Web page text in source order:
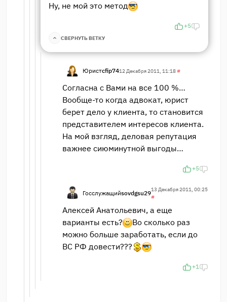
Ну, не мой это метод
+5
СВЕРНУТЬ ВЕТКУ
Юристcfip7412 Декабря 2011, 11:18#
Согласна с Вами на все 100 %…
Вообще-то когда адвокат, юрист
берет дело у клиента, то становится
представителем интересов клиента.
На мой взгляд, деловая репутация
важнее сиюминутной выгоды…
+5
Госслужащийsovdgsu2913 Декабря 2011, 00:25
#
Алексей Анатольевич, а еще
варианты есть?
Во сколько раз
можно больше заработать, если до
ВС РФ довести???
+1